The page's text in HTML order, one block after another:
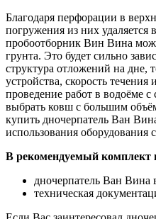
Благодаря перфорации в
погружения из них удаляется
пробоотборник Вин Вина
грунта. Это будет сильно
структура отложений на дне,
устройства, скорость течения
проведение работ в водоёме
выбрать ковш с большим
купить дночерпатель Ван
использования
В рекомендуемый комплект
дночерпатель Ван Вина
техническая